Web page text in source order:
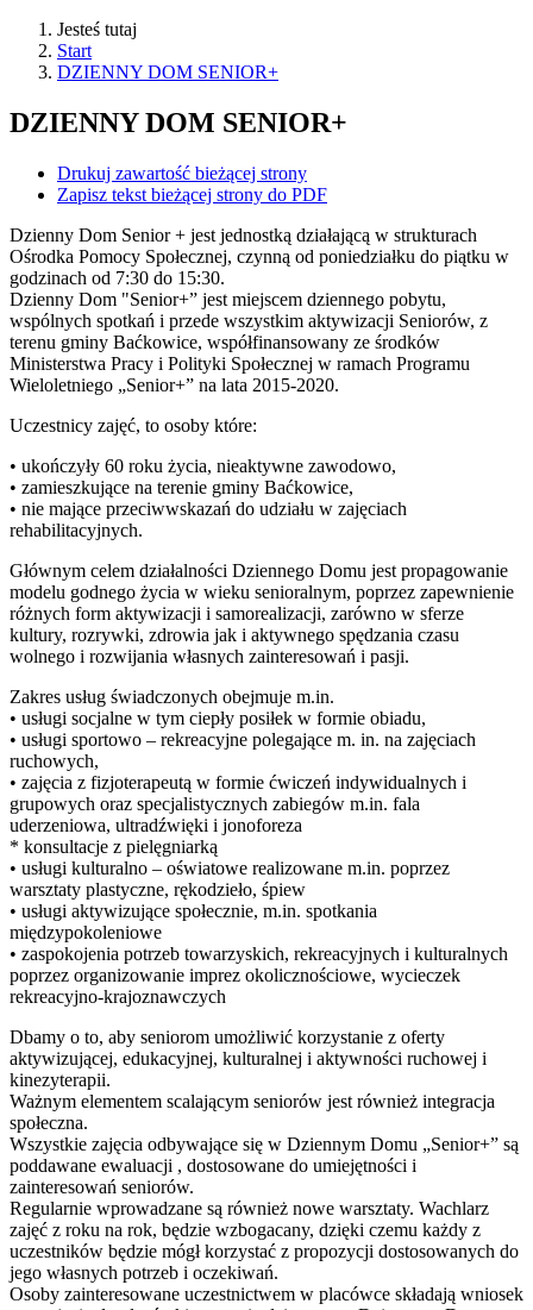
Jesteś tutaj
Start
DZIENNY DOM SENIOR+
DZIENNY DOM SENIOR+
Drukuj zawartość bieżącej strony
Zapisz tekst bieżącej strony do PDF
Dzienny Dom Senior + jest jednostką działającą w strukturach
Ośrodka Pomocy Społecznej, czynną od poniedziałku do piątku w
godzinach od 7:30 do 15:30.
Dzienny Dom "Senior+” jest miejscem dziennego pobytu,
wspólnych spotkań i przede wszystkim aktywizacji Seniorów, z
terenu gminy Baćkowice, współfinansowany ze środków
Ministerstwa Pracy i Polityki Społecznej w ramach Programu
Wieloletniego „Senior+” na lata 2015-2020.
Uczestnicy zajęć, to osoby które:
• ukończyły 60 roku życia, nieaktywne zawodowo,
• zamieszkujące na terenie gminy Baćkowice,
• nie mające przeciwwskazań do udziału w zajęciach
rehabilitacyjnych.
Głównym celem działalności Dziennego Domu jest propagowanie
modelu godnego życia w wieku senioralnym, poprzez zapewnienie
różnych form aktywizacji i samorealizacji, zarówno w sferze
kultury, rozrywki, zdrowia jak i aktywnego spędzania czasu
wolnego i rozwijania własnych zainteresowań i pasji.
Zakres usług świadczonych obejmuje m.in.
• usługi socjalne w tym ciepły posiłek w formie obiadu,
• usługi sportowo – rekreacyjne polegające m. in. na zajęciach
ruchowych,
• zajęcia z fizjoterapeutą w formie ćwiczeń indywidualnych i
grupowych oraz specjalistycznych zabiegów m.in. fala
uderzeniowa, ultradźwięki i jonoforeza
* konsultacje z pielęgniarką
• usługi kulturalno – oświatowe realizowane m.in. poprzez
warsztaty plastyczne, rękodzieło, śpiew
• usługi aktywizujące społecznie, m.in. spotkania
międzypokoleniowe
• zaspokojenia potrzeb towarzyskich, rekreacyjnych i kulturalnych
poprzez organizowanie imprez okolicznościowe, wycieczek
rekreacyjno-krajoznawczych
Dbamy o to, aby seniorom umożliwić korzystanie z oferty
aktywizującej, edukacyjnej, kulturalnej i aktywności ruchowej i
kinezyterapii.
Ważnym elementem scalającym seniorów jest również integracja
społeczna.
Wszystkie zajęcia odbywające się w Dziennym Domu „Senior+” są
poddawane ewaluacji , dostosowane do umiejętności i
zainteresowań seniorów.
Regularnie wprowadzane są również nowe warsztaty. Wachlarz
zajęć z roku na rok, będzie wzbogacany, dzięki czemu każdy z
uczestników będzie mógł korzystać z propozycji dostosowanych do
jego własnych potrzeb i oczekiwań.
Osoby zainteresowane uczestnictwem w placówce składają wniosek